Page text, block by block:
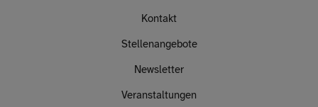
Kontakt
Stellenangebote
Newsletter
Veranstaltungen